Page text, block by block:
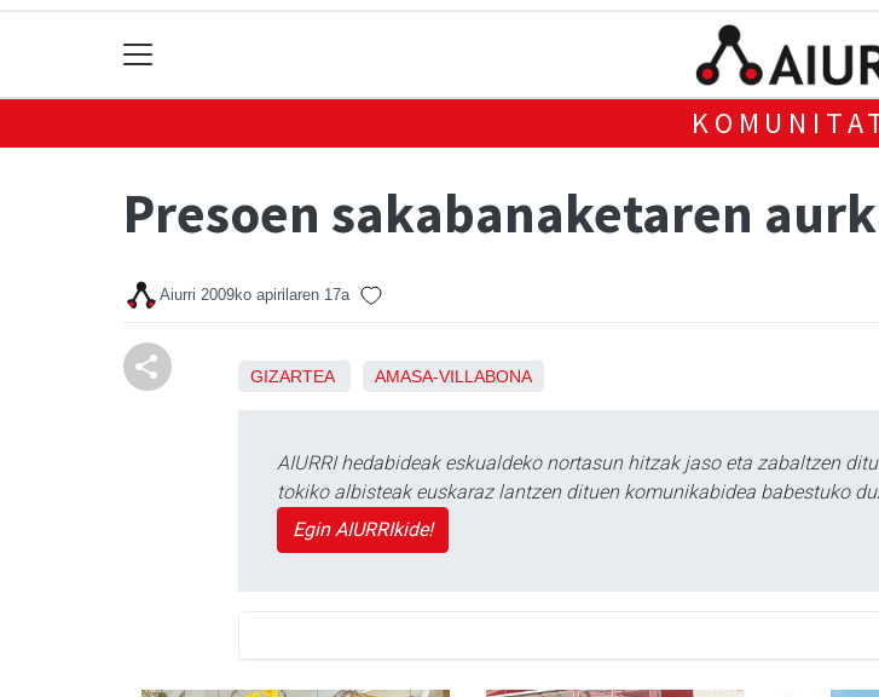
Presoen sakabanaketaren
Aiurri 2009ko apirilaren 17a
GIZARTEA AMASA-VILLABONA
AIURRI hedabideak eskualdeko nortasun hitzak jaso eta zabaltzen
tokiko albisteak euskaraz lantzen dituen komunikabidea babestuko
Egin AIURRIkide!